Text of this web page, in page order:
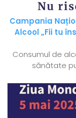
Campania
Alcool „Fii tu
Consumul de
sănătate